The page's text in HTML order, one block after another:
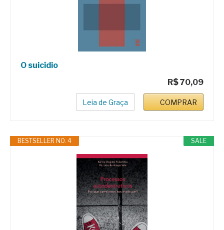
O suicídio
R$ 70,09
Leia de Graça COMPRAR
SALE
BESTSELLER NO. 4